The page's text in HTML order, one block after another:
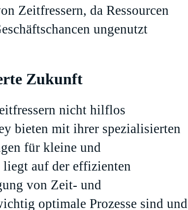
Zeitfressern, da Ressourcen
ungenutzt
Zukunft
nicht hilflos
bieten mit ihrer spezialisierten
für kleine und
auf der effizienten
von Zeit- und
optimale Prozesse sind und